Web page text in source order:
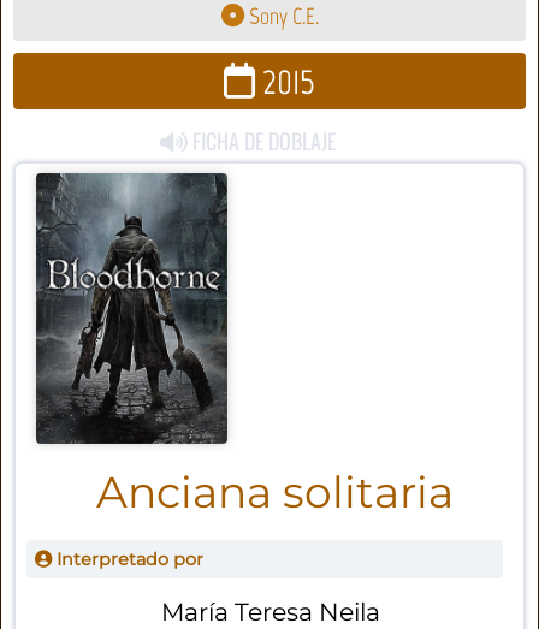
Sony C.E.
2015
FICHA DE DOBLAJE
Anciana solitaria
Interpretado por
María Teresa Neila